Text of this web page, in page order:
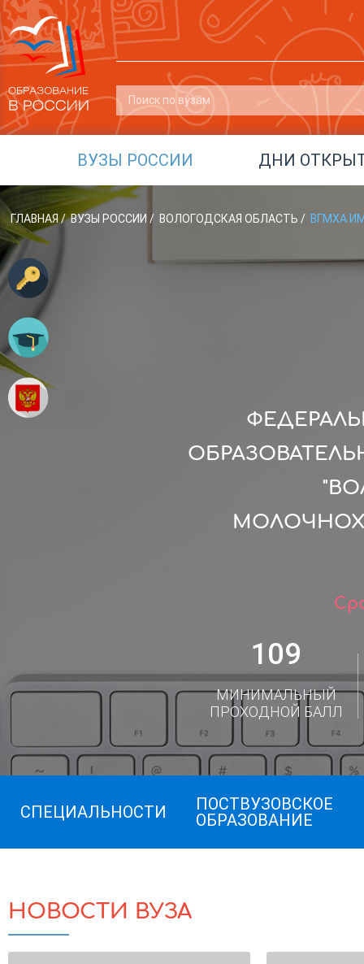
ВУЗЫ РОССИИ ДНИ
ГЛАВНАЯ/ ВУЗЫ РОССИИ / ВОЛОГОДСКАЯ ОБЛАСТЬ / ВГМХА
109
МИНИМАЛЬНЫЙ
ПРОХОДНОЙ БАЛЛ
СПЕЦИАЛЬНОСТИ
ПОСТВУЗОВСКОЕ
ОБРАЗОВАНИЕ
НОВОСТИ ВУЗА